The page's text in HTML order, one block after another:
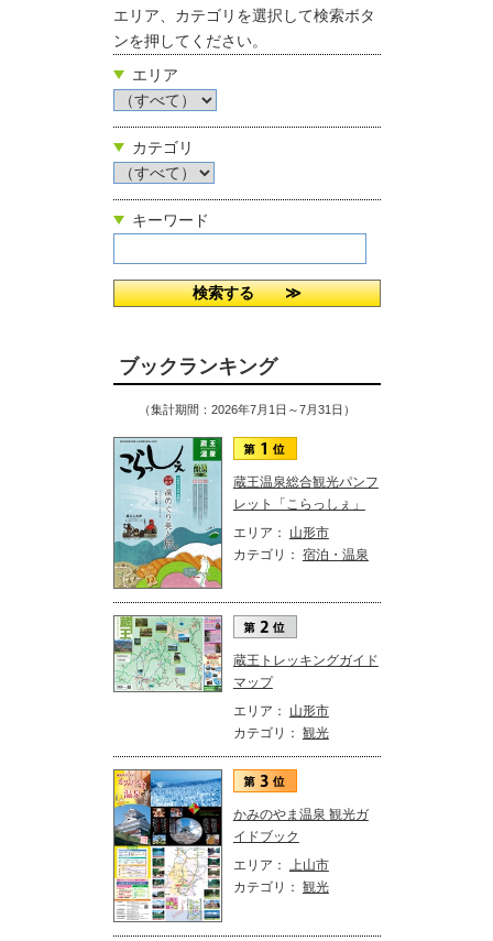
エリア、カテゴリを選択して検索ボタ
ンを押してください。
エリア
カテゴリ
キーワード
ブックランキング
（集計期間：2026年7月1日～7月31日）
蔵王温泉総合観光パンフ
レット「こらっしぇ」
エリア： 山形市
カテゴリ： 宿泊・温泉
蔵王トレッキングガイド
マップ
エリア： 山形市
カテゴリ： 観光
かみのやま温泉 観光ガ
イドブック
エリア： 上山市
カテゴリ： 観光